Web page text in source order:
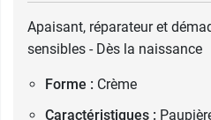
Apaisant, réparateur et
sensibles - Dès la naissance
Forme : Crème
Caractéristiques :